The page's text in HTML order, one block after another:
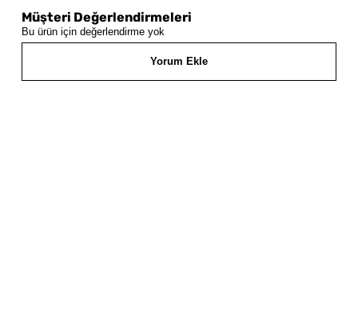
Müşteri Değerlendirmeleri
Bu ürün için değerlendirme yok
Yorum Ekle